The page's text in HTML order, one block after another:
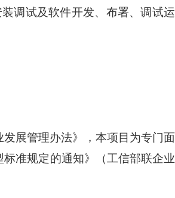
调试及软件开发、布署、调试运
展管理办法》，本项目为专门面
准规定的通知》（工信部联企业